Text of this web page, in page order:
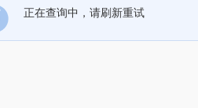
正在查询中，请刷新重试